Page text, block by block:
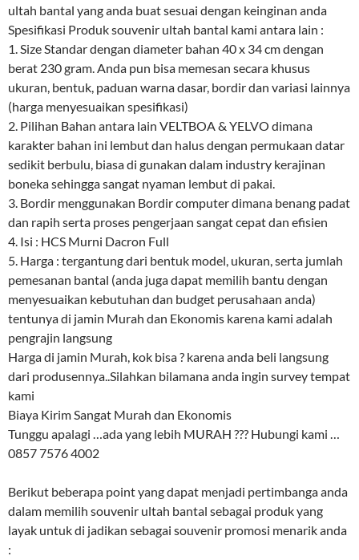
ultah bantal yang anda buat sesuai dengan keinginan anda
Spesifikasi Produk souvenir ultah bantal kami antara lain :
1. Size Standar dengan diameter bahan 40 x 34 cm dengan
berat 230 gram. Anda pun bisa memesan secara khusus
ukuran, bentuk, paduan warna dasar, bordir dan variasi lainnya
(harga menyesuaikan spesifikasi)
2. Pilihan Bahan antara lain VELTBOA & YELVO dimana
karakter bahan ini lembut dan halus dengan permukaan datar
sedikit berbulu, biasa di gunakan dalam industry kerajinan
boneka sehingga sangat nyaman lembut di pakai.
3. Bordir menggunakan Bordir computer dimana benang padat
dan rapih serta proses pengerjaan sangat cepat dan efisien
4. Isi : HCS Murni Dacron Full
5. Harga : tergantung dari bentuk model, ukuran, serta jumlah
pemesanan bantal (anda juga dapat memilih bantu dengan
menyesuaikan kebutuhan dan budget perusahaan anda)
tentunya di jamin Murah dan Ekonomis karena kami adalah
pengrajin langsung
Harga di jamin Murah, kok bisa ? karena anda beli langsung
dari produsennya..Silahkan bilamana anda ingin survey tempat
kami
Biaya Kirim Sangat Murah dan Ekonomis
Tunggu apalagi …ada yang lebih MURAH ??? Hubungi kami …
0857 7576 4002
Berikut beberapa point yang dapat menjadi pertimbanga anda
dalam memilih souvenir ultah bantal sebagai produk yang
layak untuk di jadikan sebagai souvenir promosi menarik anda
: